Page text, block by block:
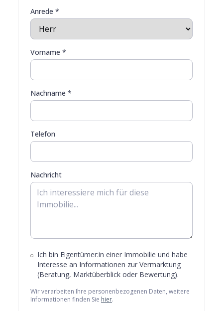
Anrede *
Vorname *
Nachname *
Telefon
Nachricht
Ich bin Eigentümer:in einer Immobilie und habe
Interesse an Informationen zur Vermarktung
(Beratung, Marktüberblick oder Bewertung).
Wir verarbeiten Ihre personenbezogenen Daten, weitere
Informationen finden Sie hier.